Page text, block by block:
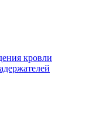
кровли